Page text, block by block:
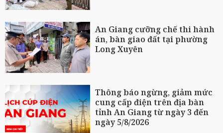
An Giang cưỡng chế thi hành
án, bàn giao đất tại phường
Long Xuyên
Thông báo ngừng, giảm mức
cung cấp điện trên địa bàn
tỉnh An Giang từ ngày 3 đến
ngày 5/8/2026